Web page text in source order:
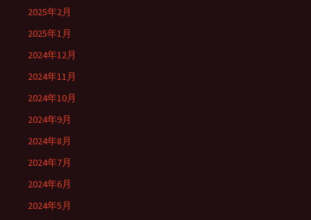
2025年2月
2025年1月
2024年12月
2024年11月
2024年10月
2024年9月
2024年8月
2024年7月
2024年6月
2024年5月